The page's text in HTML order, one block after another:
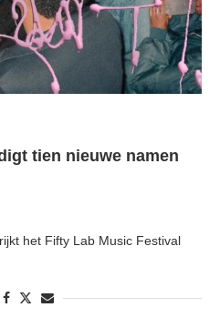
tien nieuwe namen
het Fifty Lab Music Festival